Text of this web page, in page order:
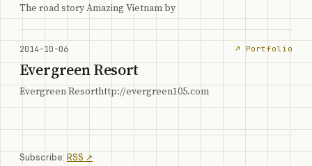
The road story Amazing Vietnam by
2014-10-06 ↗ Portfolio
Evergreen Resort
Evergreen Resorthttp://evergreen105.com
Subscribe: RSS ↗